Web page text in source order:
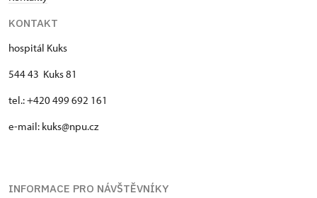
KONTAKT
hospitál Kuks
544 43 Kuks 81
tel.: +420 499 692 161
e-mail: kuks@npu.cz
INFORMACE PRO NÁVŠTĚVNÍKY